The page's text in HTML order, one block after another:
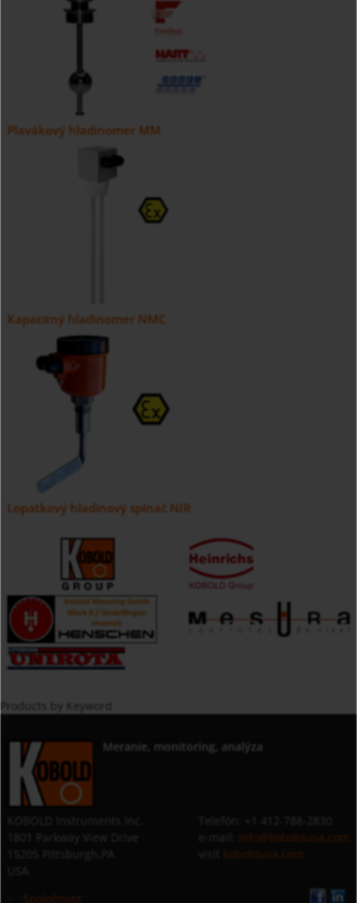
Plavákový hladinomer MM
Kapacitný hladinomer NMC
Lopatkový hladinový spínač NIR
Products by Keyword
Meranie, monitoring, analýza
info@koboldusa.com
koboldusa.com
Spoločnost